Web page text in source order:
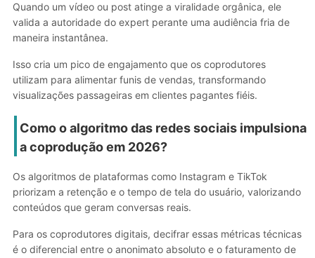
Quando um vídeo ou post atinge a viralidade orgânica, ele
valida a autoridade do expert perante uma audiência fria de
maneira instantânea.
Isso cria um pico de engajamento que os coprodutores
utilizam para alimentar funis de vendas, transformando
visualizações passageiras em clientes pagantes fiéis.
Como o algoritmo das redes sociais impulsiona
a coprodução em 2026?
Os algoritmos de plataformas como Instagram e TikTok
priorizam a retenção e o tempo de tela do usuário, valorizando
conteúdos que geram conversas reais.
Para os coprodutores digitais, decifrar essas métricas técnicas
é o diferencial entre o anonimato absoluto e o faturamento de